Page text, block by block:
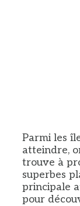
Parmi les
atteindre,
trouve à
superbes
principale
pour